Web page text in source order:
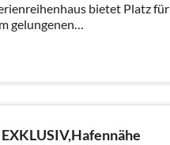
bietet Platz für
gelungenen
an der stetig mit Wasser